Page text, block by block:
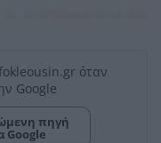
όταν
Google
πηγή
Google